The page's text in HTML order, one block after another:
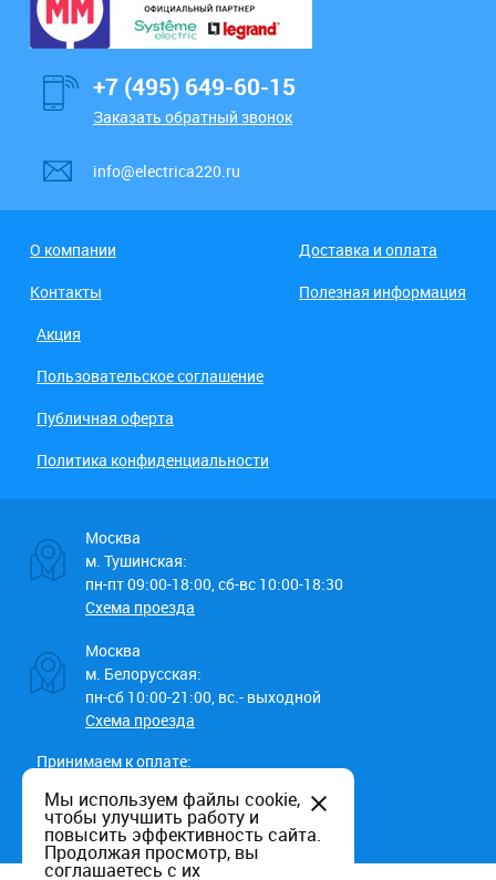
+7 (495) 649-60-15
Заказать обратный звонок
info@electrica220.ru
О компании
Доставка и оплата
Контакты
Полезная информация
Акция
Пользовательское соглашение
Публичная оферта
Политика конфиденциальности
Москва
м. Тушинская:
пн-пт 09:00-18:00, сб-вс 10:00-18:30
Схема проезда
Москва
м. Белорусская:
пн-сб 10:00-21:00, вс.- выходной
Схема проезда
Принимаем к оплате:
Мы используем файлы cookie,
чтобы улучшить работу и
повысить эффективность сайта.
Продолжая просмотр, вы
соглашаетесь с их